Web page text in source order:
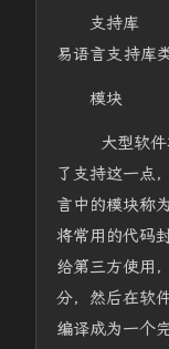
支持库
易语言支持库
模块
大型软件项
了支持这一点
言中的模块称
将常用的代码
给第三方使用
分，然后在软
编译成为一个